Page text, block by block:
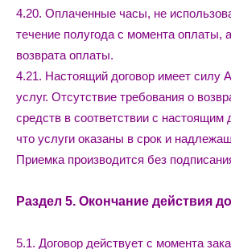
4.20. Оплаченные часы, не
течение полугода с момента оплаты,
возврата оплаты.
4.21. Настоящий договор имеет силу
услуг. Отсутствие требования о
средств в соответствии с настоящим
что услуги оказаны в срок и
Приемка производится без
Раздел 5. Окончание действия
5.1. Договор действует с момента